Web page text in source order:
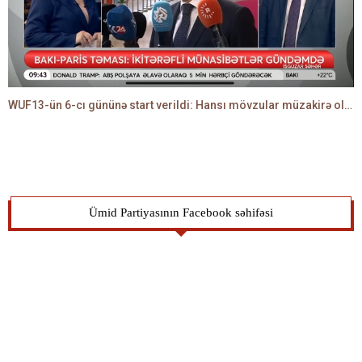
WUF13-ün 6-cı gününə start verildi: Hansı mövzular müzakirə olunacaq? -TALEH ƏLİYEV danışır
Ümid Partiyasının Facebook səhifəsi